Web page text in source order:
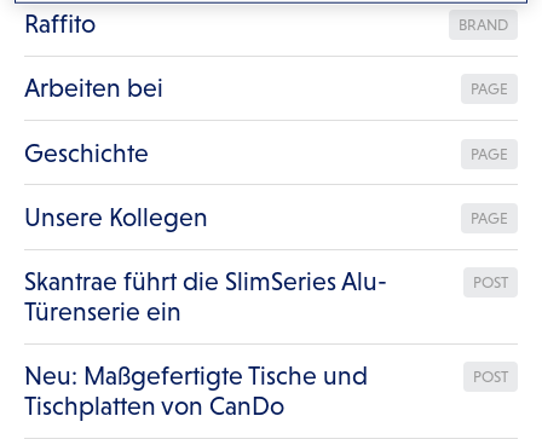
BRAND
Raffito
PAGE
Arbeiten bei
PAGE
Geschichte
PAGE
Unsere Kollegen
POST
Skantrae führt die SlimSeries Alu-
Türenserie ein
POST
Neu: Maßgefertigte Tische und
Tischplatten von CanDo